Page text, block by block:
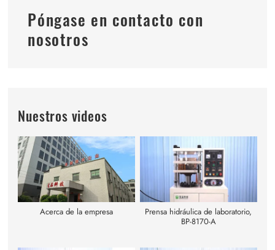
Póngase en contacto con
nosotros
Nuestros videos
Acerca de la empresa
Prensa hidráulica de laboratorio,
BP-8170-A